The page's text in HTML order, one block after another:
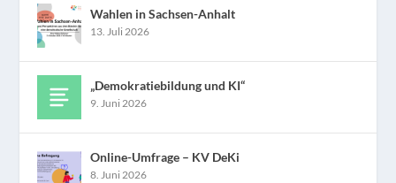
Wahlen in Sachsen-Anhalt
13. Juli 2026
„Demokratiebildung und KI“
9. Juni 2026
Online-Umfrage – KV DeKi
8. Juni 2026